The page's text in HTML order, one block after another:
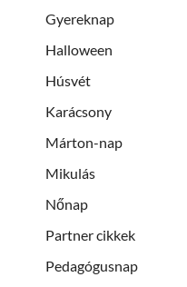
Gyereknap
Halloween
Húsvét
Karácsony
Márton-nap
Mikulás
Nőnap
Partner cikkek
Pedagógusnap